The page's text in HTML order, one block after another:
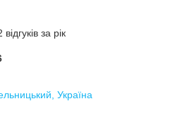
за рік
Україна